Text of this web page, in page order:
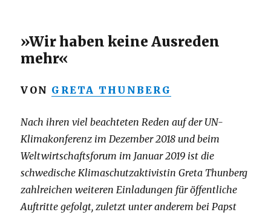
»Wir haben keine Ausreden
mehr«
VON GRETA THUNBERG
Nach ihren viel beachteten Reden auf der UN-
Klimakonferenz im Dezember 2018 und beim
Weltwirtschaftsforum im Januar 2019 ist die
schwedische Klimaschutzaktivistin Greta Thunberg
zahlreichen weiteren Einladungen für öffentliche
Auftritte gefolgt, zuletzt unter anderem bei Papst